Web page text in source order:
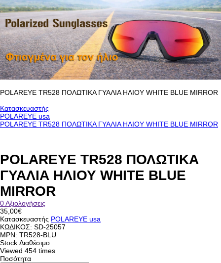
POLAREYE TR528 ΠΟΛΩΤΙΚΑ ΓΥΑΛΙΑ ΗΛΙΟΥ WHITE BLUE MIRROR
Κατασκευαστής
POLAREYE usa
POLAREYE TR528 ΠΟΛΩΤΙΚΑ ΓΥΑΛΙΑ ΗΛΙΟΥ WHITE BLUE MIRROR
POLAREYE TR528 ΠΟΛΩΤΙΚΑ
ΓΥΑΛΙΑ ΗΛΙΟΥ WHITE BLUE
MIRROR
0 Αξιολογήσεις
35,00€
Κατασκευαστής POLAREYE usa
ΚΩΔΙΚΟΣ: SD-25057
MPN: TR528-BLU
Stock Διαθέσιμο
Viewed 454 times
Ποσότητα